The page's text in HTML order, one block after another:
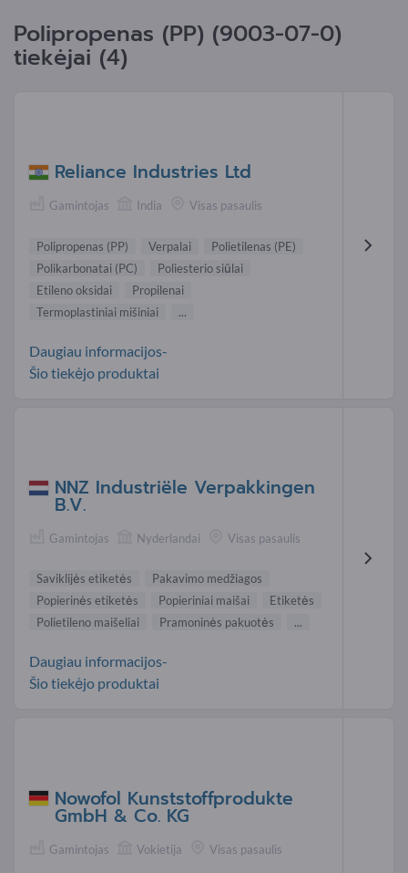
Polipropenas (PP) (9003-07-0)
tiekėjai (4)
Reliance Industries Ltd
Gamintojas India Visas pasaulis
Polipropenas (PP) Verpalai
Polietilenas (PE)
Polikarbonatai (PC)
Poliesterio siūlai
Etileno oksidai
Propilenai
Termoplastiniai mišiniai
...
Daugiau informacijos-
Šio tiekėjo produktai
NNZ Industriële Verpakkingen
B.V.
Gamintojas Nyderlandai Visas pasaulis
Saviklijės etiketės
Pakavimo medžiagos
Popierinės etiketės
Popieriniai maišai
Etiketės
Polietileno maišeliai
Pramoninės pakuotės ...
Daugiau informacijos-
Šio tiekėjo produktai
Nowofol Kunststoffprodukte
GmbH & Co. KG
Gamintojas Vokietija Visas pasaulis